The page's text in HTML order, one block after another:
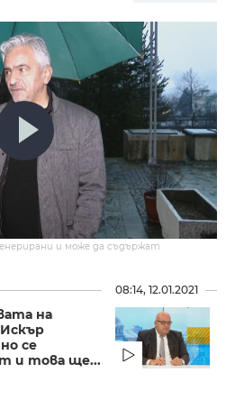
и може да съдържат
на
се
и това ще...
08:14, 12.01.2021